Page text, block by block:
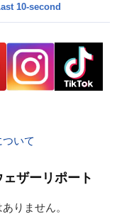
10-second
いて
ザーリポート
りません。